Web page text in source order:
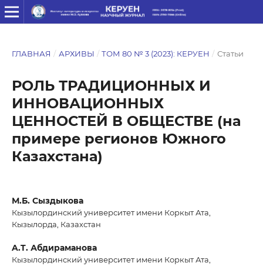
ГЛАВНАЯ / АРХИВЫ / ТОМ 80 № 3 (2023): КЕРУЕН / Статьи
РОЛЬ ТРАДИЦИОННЫХ И
ИННОВАЦИОННЫХ
ЦЕННОСТЕЙ В ОБЩЕСТВЕ (на
примере регионов Южного
Казахстана)
М.Б. Сыздыкова
Кызылординский университет имени Коркыт Ата,
Кызылорда, Казахстан
A.T. Абдираманова
Кызылординский университет имени Коркыт Ата,